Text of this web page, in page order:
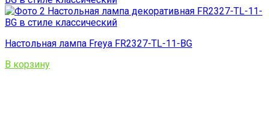
Настольная лампа Freya FR2327-TL-11-BG
В корзину